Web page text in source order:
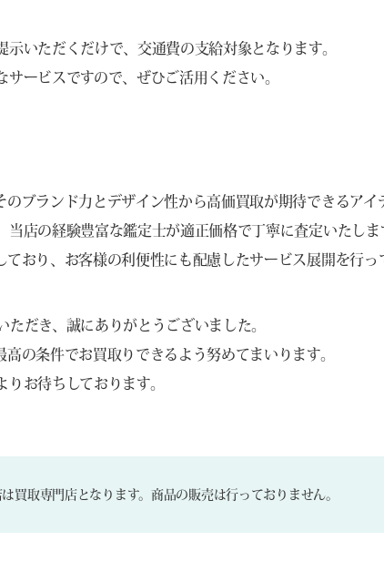
いただくだけで、交通費の支給対象となります。
ービスですので、ぜひご活用ください。
ブランド力とデザイン性から高価買取が期待できるアイ
店の経験豊富な鑑定士が適正価格で丁寧に査定いたしま
おり、お客様の利便性にも配慮したサービス展開を行っ
だき、誠にありがとうございました。
の条件でお買取りできるよう努めてまいります。
お待ちしております。
買取専門店となります。商品の販売は行っておりません。